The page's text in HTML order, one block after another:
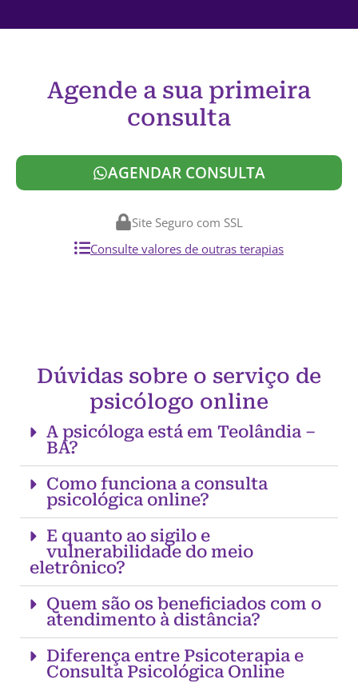
Agende a sua primeira
consulta
AGENDAR CONSULTA
Site Seguro com SSL
Consulte valores de outras terapias
Dúvidas sobre o serviço de
psicólogo online
A psicóloga está em Teolândia –
BA?
Como funciona a consulta
psicológica online?
E quanto ao sigilo e
vulnerabilidade do meio
eletrônico?
Quem são os beneficiados com o
atendimento à distância?
Diferença entre Psicoterapia e
Consulta Psicológica Online